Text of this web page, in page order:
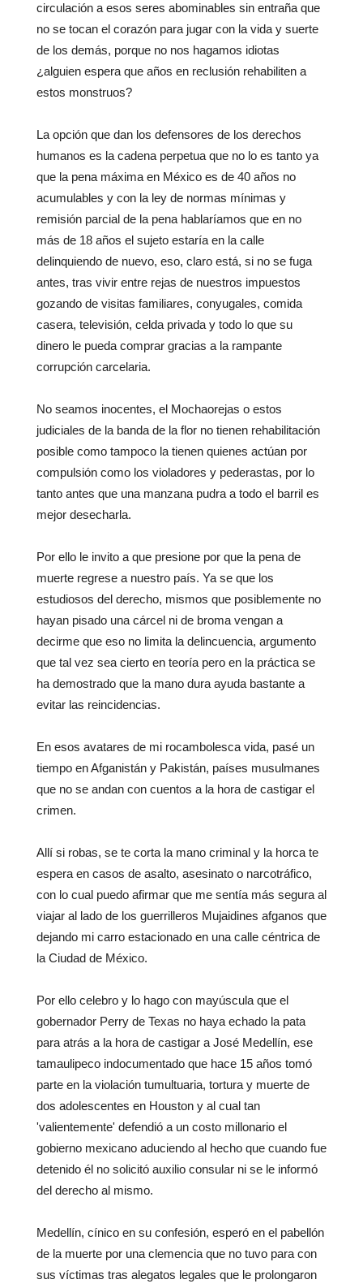
circulación a esos seres abominables sin entraña que
no se tocan el corazón para jugar con la vida y suerte
de los demás, porque no nos hagamos idiotas
¿alguien espera que años en reclusión rehabiliten a
estos monstruos?
La opción que dan los defensores de los derechos
humanos es la cadena perpetua que no lo es tanto ya
que la pena máxima en México es de 40 años no
acumulables y con la ley de normas mínimas y
remisión parcial de la pena hablaríamos que en no
más de 18 años el sujeto estaría en la calle
delinquiendo de nuevo, eso, claro está, si no se fuga
antes, tras vivir entre rejas de nuestros impuestos
gozando de visitas familiares, conyugales, comida
casera, televisión, celda privada y todo lo que su
dinero le pueda comprar gracias a la rampante
corrupción carcelaria.
No seamos inocentes, el Mochaorejas o estos
judiciales de la banda de la flor no tienen rehabilitación
posible como tampoco la tienen quienes actúan por
compulsión como los violadores y pederastas, por lo
tanto antes que una manzana pudra a todo el barril es
mejor desecharla.
Por ello le invito a que presione por que la pena de
muerte regrese a nuestro país. Ya se que los
estudiosos del derecho, mismos que posiblemente no
hayan pisado una cárcel ni de broma vengan a
decirme que eso no limita la delincuencia, argumento
que tal vez sea cierto en teoría pero en la práctica se
ha demostrado que la mano dura ayuda bastante a
evitar las reincidencias.
En esos avatares de mi rocambolesca vida, pasé un
tiempo en Afganistán y Pakistán, países musulmanes
que no se andan con cuentos a la hora de castigar el
crimen.
Allí si robas, se te corta la mano criminal y la horca te
espera en casos de asalto, asesinato o narcotráfico,
con lo cual puedo afirmar que me sentía más segura al
viajar al lado de los guerrilleros Mujaidines afganos que
dejando mi carro estacionado en una calle céntrica de
la Ciudad de México.
Por ello celebro y lo hago con mayúscula que el
gobernador Perry de Texas no haya echado la pata
para atrás a la hora de castigar a José Medellín, ese
tamaulipeco indocumentado que hace 15 años tomó
parte en la violación tumultuaria, tortura y muerte de
dos adolescentes en Houston y al cual tan
'valientemente' defendió a un costo millonario el
gobierno mexicano aduciendo al hecho que cuando fue
detenido él no solicitó auxilio consular ni se le informó
del derecho al mismo.
Medellín, cínico en su confesión, esperó en el pabellón
de la muerte por una clemencia que no tuvo para con
sus víctimas tras alegatos legales que le prolongaron